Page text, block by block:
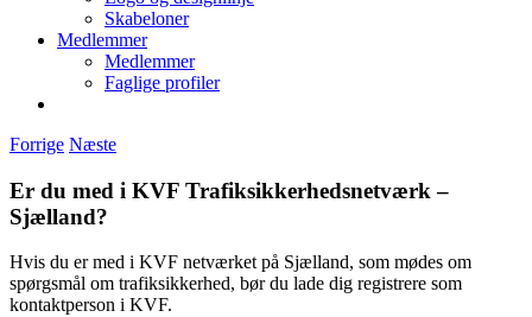
Skabeloner
Medlemmer
Medlemmer
Faglige profiler
Forrige Næste
Er du med i KVF Trafiksikkerhedsnetværk –
Sjælland?
Hvis du er med i KVF netværket på Sjælland, som mødes om
spørgsmål om trafiksikkerhed, bør du lade dig registrere som
kontaktperson i KVF.